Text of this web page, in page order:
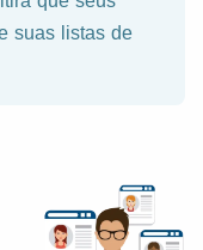
suas listas de